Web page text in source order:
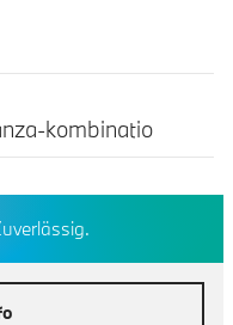
kombinatio